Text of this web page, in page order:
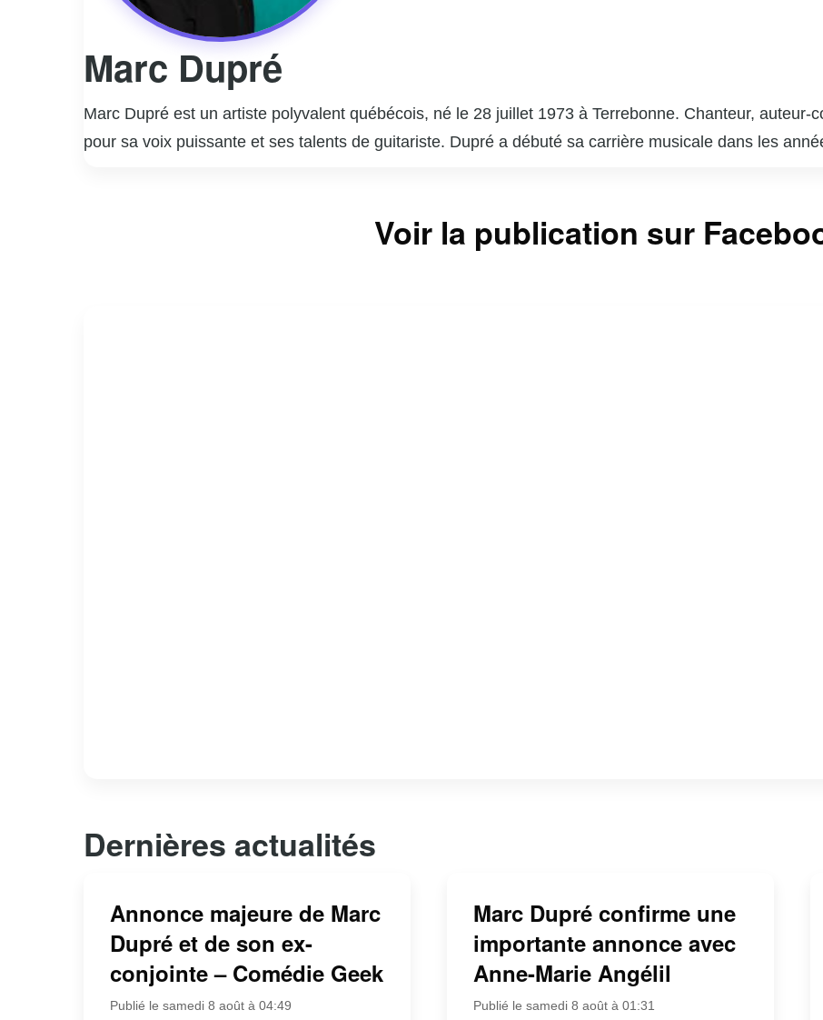
Marc Dupré
Marc Dupré est un artiste polyvalent québécois, né le 28 juillet 1973 à Terrebonne. Chanteur, auteur-
pour sa voix puissante et ses talents de guitariste. Dupré a débuté sa carrière musicale dans les
nombreux talents émergents à se faire connaître. Son engagement envers la musique et son
Voir la publication sur
Dernières actualités
Annonce majeure de Marc
Dupré et de son ex-
conjointe – Comédie Geek
Publié le samedi 8 août à 04:49
Marc Dupré confirme une
importante annonce avec
Anne-Marie Angélil
Publié le samedi 8 août à 01:31